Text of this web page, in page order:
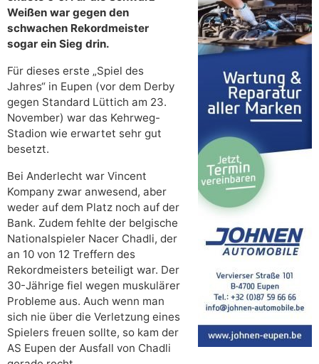
Weißen war gegen den
schwachen Rekordmeister
sogar ein Sieg drin.
Für dieses erste „Spiel des
Jahres“ in Eupen (vor dem Derby
gegen Standard Lüttich am 23.
November) war das Kehrweg-
Stadion wie erwartet sehr gut
besetzt.
Bei Anderlecht war Vincent
Kompany zwar anwesend, aber
weder auf dem Platz noch auf der
Bank. Zudem fehlte der belgische
Nationalspieler Nacer Chadli, der
an 10 von 12 Treffern des
Rekordmeisters beteiligt war. Der
30-Jährige fiel wegen muskulärer
Probleme aus. Auch wenn man
sich nie über die Verletzung eines
Spielers freuen sollte, so kam der
AS Eupen der Ausfall von Chadli